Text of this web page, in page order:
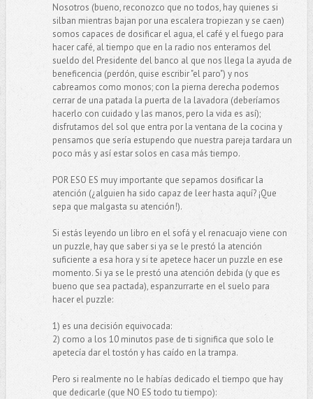
Nosotros (bueno, reconozco que no todos, hay quienes si
silban mientras bajan por una escalera tropiezan y se caen)
somos capaces de dosificar el agua, el café y el fuego para
hacer café, al tiempo que en la radio nos enteramos del
sueldo del Presidente del banco al que nos llega la ayuda de
beneficencia (perdón, quise escribir "el paro") y nos
cabreamos como monos; con la pierna derecha podemos
cerrar de una patada la puerta de la lavadora (deberíamos
hacerlo con cuidado y las manos, pero la vida es así);
disfrutamos del sol que entra por la ventana de la cocina y
pensamos que sería estupendo que nuestra pareja tardara un
poco más y así estar solos en casa más tiempo.
POR ESO ES muy importante que sepamos dosificar la
atención (¿alguien ha sido capaz de leer hasta aquí? ¡Que
sepa que malgasta su atención!).
Si estás leyendo un libro en el sofá y el renacuajo viene con
un puzzle, hay que saber si ya se le prestó la atención
suficiente a esa hora y si te apetece hacer un puzzle en ese
momento. Si ya se le prestó una atención debida (y que es
bueno que sea pactada), espanzurrarte en el suelo para
hacer el puzzle:
1) es una decisión equivocada:
2) como a los 10 minutos pase de ti significa que solo le
apetecía dar el tostón y has caído en la trampa.
Pero si realmente no le habías dedicado el tiempo que hay
que dedicarle (que NO ES todo tu tiempo):